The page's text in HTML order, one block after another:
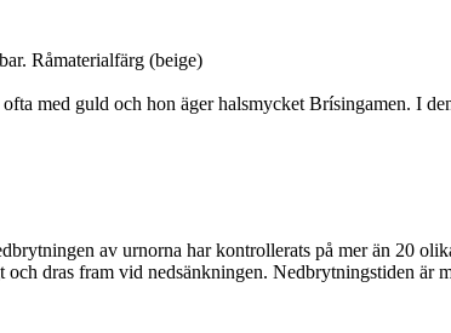
Råmaterialfärg (beige)
med guld och hon äger halsmycket Brísingamen. I
av urnorna har kontrollerats på mer än 20
dras fram vid nedsänkningen. Nedbrytningstiden är